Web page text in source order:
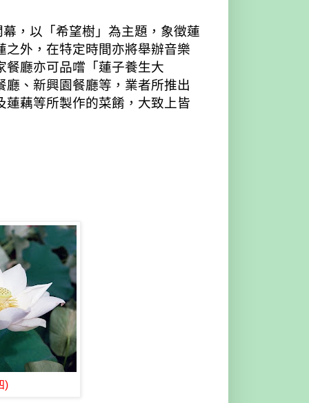
，以「希望樹」為主題，象徵蓮
外，在特定時間亦將舉辦音樂
餐廳亦可品嚐「蓮子養生大
、新興園餐廳等，業者所推出
藕等所製作的菜餚，大致上皆
)